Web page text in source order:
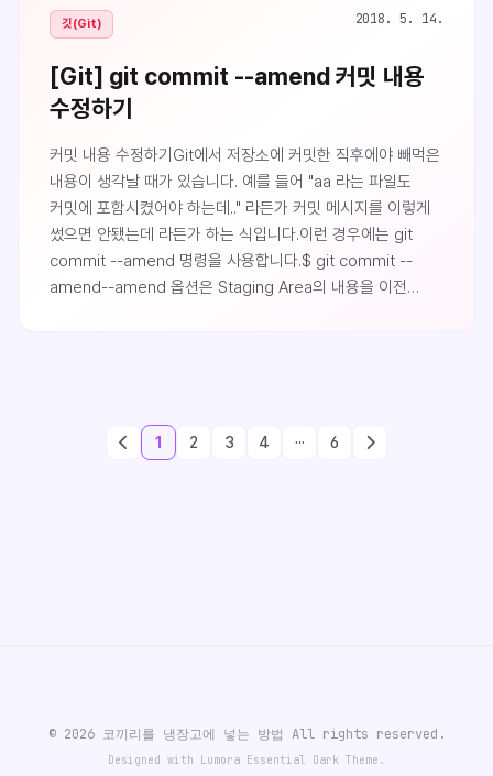
다음 커밋에 반영하고 이번 커밋에는 bb파일만 반영하려
했습니다만 git add * 명령을 통해 실수로 두 개의 파일
모두를 Staging ..
깃(Git) 2018. 5. 14.
[Git] git commit --amend 커밋 내용
수정하기
커밋 내용 수정하기Git에서 저장소에 커밋한 직후에야 빼먹은
내용이 생각날 때가 있습니다. 예를 들어 "aa 라는 파일도
커밋에 포함시켰어야 하는데.." 라든가 커밋 메시지를 이렇게
썼으면 안됐는데 라든가 하는 식입니다.이런 경우에는 git
commit --amend 명령을 사용합니다.$ git commit --
amend--amend 옵션은 Staging Area의 내용을 이전
기록됩니다.$ git commit -m "bb 파일 ..
1 2 3 4 ··· 6
© 2026 코끼리를 냉장고에 넣는 방법 All rights reserved.
Designed with Lumora Essential Dark Theme.